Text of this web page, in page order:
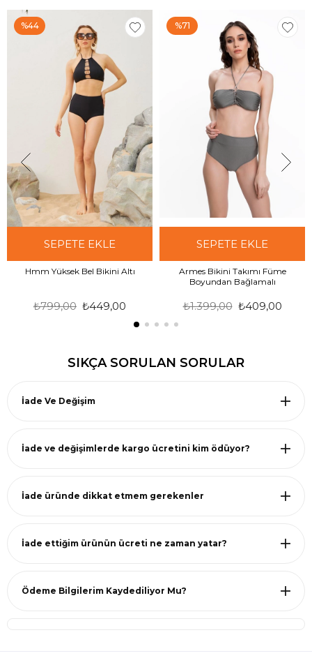
SEPETE EKLE
Hmm Yüksek Bel Bikini Altı
₺449,00
₺799,00
%44
SEPETE EKLE
Armes Bikini Takımı Füme
Boyundan Bağlamalı
₺409,00
₺1.399,00
%71
SIKÇA SORULAN SORULAR
İade Ve Değişim
İade ve değişimlerde kargo ücretini kim ödüyor?
İade üründe dikkat etmem gerekenler
İade ettiğim ürünün ücreti ne zaman yatar?
Ödeme Bilgilerim Kaydediliyor Mu?